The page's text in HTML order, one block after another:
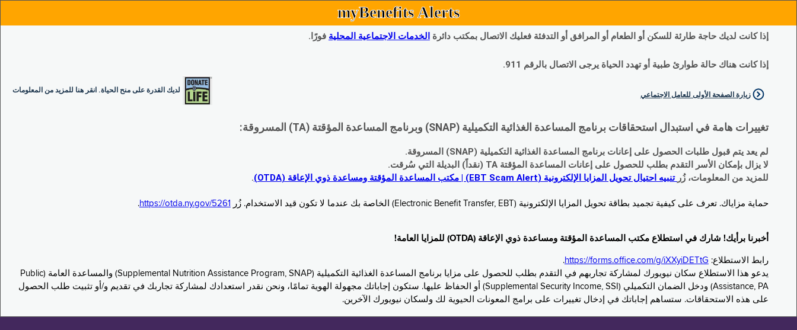
myBenefits Alerts
إذا كانت لديك حاجة طارئة للسكن أو الطعام أو المرافق أو التدفئة فعليك الاتصال بمكتب دائرة الخدمات الاجتماعية المحلية فورًا.
إذا كانت هناك حالة طوارئ طبية أو تهدد الحياة يرجى الاتصال بالرقم 911.
لديك القدرة على منح الحياة. انقر هنا للمزيد من المعلومات
زيارة الصفحة الأولى للعامل الاجتماعي
تغييرات هامة في استبدال استحقاقات برنامج المساعدة الغذائية التكميلية (SNAP) وبرنامج المساعدة المؤقتة (TA) المسروقة:
لم يعد يتم قبول طلبات الحصول على إعانات برنامج المساعدة الغذائية التكميلية (SNAP) المسروقة.
لا يزال بإمكان الأسر التقدم بطلب للحصول على إعانات المساعدة المؤقتة TA (نقداً) البديلة التي سُرقت.
للمزيد من المعلومات، زُر تنبيه احتيال تحويل المزايا الإلكترونية (EBT Scam Alert) | مكتب المساعدة المؤقتة ومساعدة ذوي الإعاقة (OTDA) .
حماية مزاياك. تعرف على كيفية تجميد بطاقة تحويل المزايا الإلكترونية (Electronic Benefit Transfer, EBT) الخاصة بك عندما لا تكون قيد الاستخدام. زُر https://otda.ny.gov/5261
.
أخبرنا برأيك! شارك في استطلاع مكتب المساعدة المؤقتة ومساعدة ذوي الإعاقة (OTDA) للمزايا العامة!
رابط الاستطلاع: https://forms.office.com/g/iXXyiDETtG
.
يدعو هذا الاستطلاع سكان نيويورك لمشاركة تجاربهم في التقدم بطلب للحصول على مزايا برنامج المساعدة الغذائية التكميلية (Supplemental Nutrition Assistance Program, SNAP) والمساعدة العامة (Public
Assistance, PA) ودخل الضمان التكميلي (Supplemental Security Income, SSI) أو الحفاظ عليها. ستكون إجاباتك مجهولة الهوية تمامًا، ونحن نقدر استعدادك لمشاركة تجاربك في تقديم و/أو تثبيت طلب الحصول
على هذه الاستحقاقات. ستساهم إجاباتك في إدخال تغييرات على برامج المعونات الحيوية لك ولسكان نيويورك الآخرين.